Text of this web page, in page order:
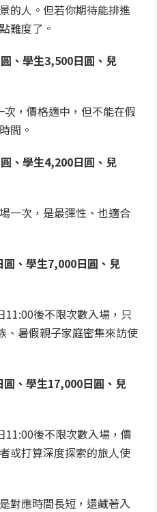
的人。但若你期待能排進
難度了。
、學生3,500日圓、兒
，價格適中，但不能在假
間。
、學生4,200日圓、兒
一次，是最彈性、也適合
、學生7,000日圓、兒
11:00後不限次數入場，只
、暑假親子家庭密集來訪使
、學生17,000日圓、兒
後不限次數入場，價
或打算深度探索的旅人使
對應時間長短，還藏著入